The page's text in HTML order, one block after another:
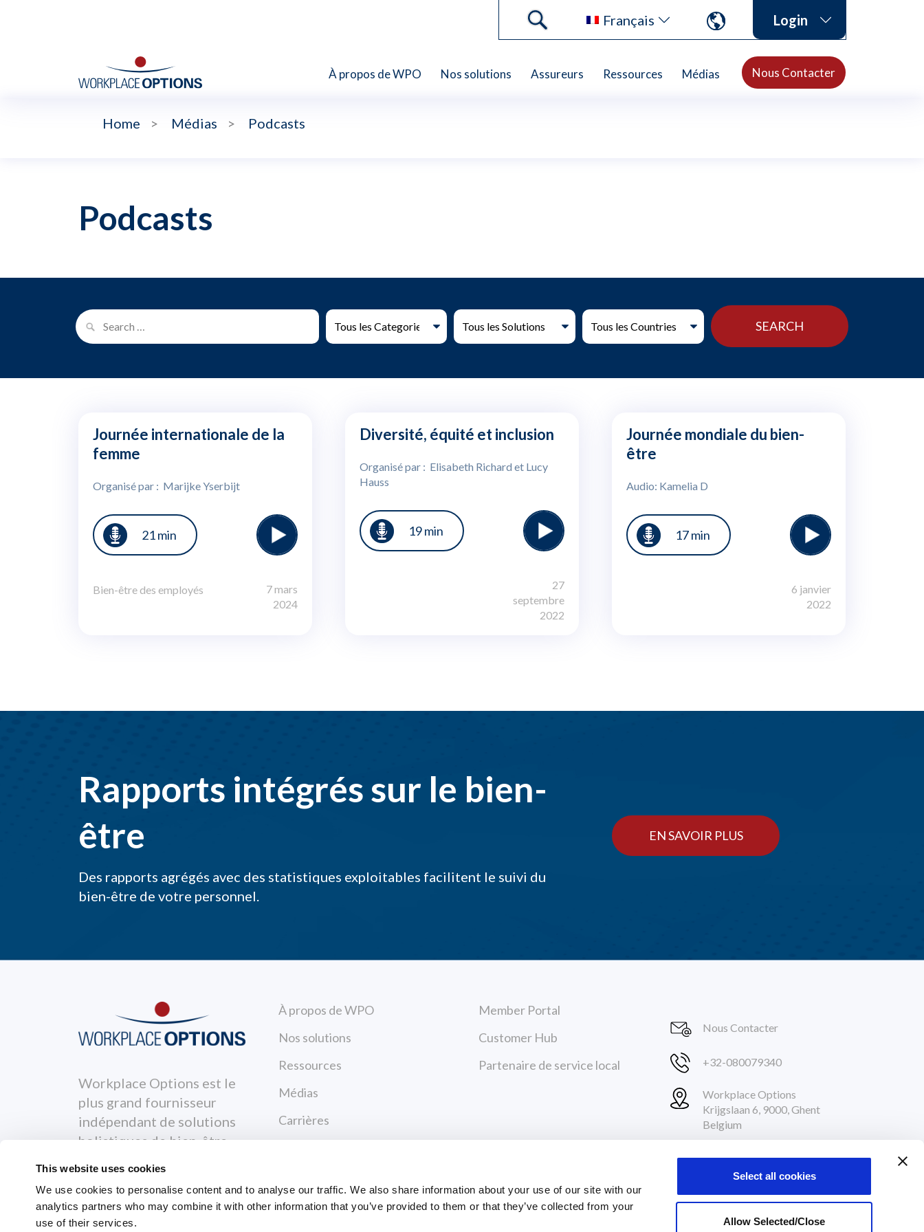
This website uses cookies
We use cookies to personalise content and to analyse our traffic. We also share information about your use of our site with our
analytics partners who may combine it with other information that you’ve provided to them or that they’ve collected from your
use of their services.
Select all cookies
Allow Selected/Close
Français Login
À propos de WPO Nos solutions Assureurs Ressources Médias Nous Contacter
Home > Médias > Podcasts
Podcasts
Journée internationale de la
femme
Organisé par : Marijke Yserbijt
21 min
Bien-être des employés
7 mars
2024
Diversité, équité et inclusion
Organisé par : Elisabeth Richard et Lucy
Hauss
19 min
27
septembre
2022
Journée mondiale du bien-
être
Audio: Kamelia D
17 min
6 janvier
2022
Rapports intégrés sur le bien-
être
Des rapports agrégés avec des statistiques exploitables facilitent le suivi du
bien-être de votre personnel.
EN SAVOIR PLUS
Workplace Options est le
plus grand fournisseur
indépendant de solutions
holistiques de bien-être.
À propos de WPO
Nos solutions
Ressources
Médias
Carrières
Conditions d’utilisation
Member Portal
Customer Hub
Partenaire de service local
Nous Contacter
+32-080079340
Workplace Options
Krijgslaan 6, 9000, Ghent
Belgium
CENTRE DE PAIEMENT
Suivez-nous